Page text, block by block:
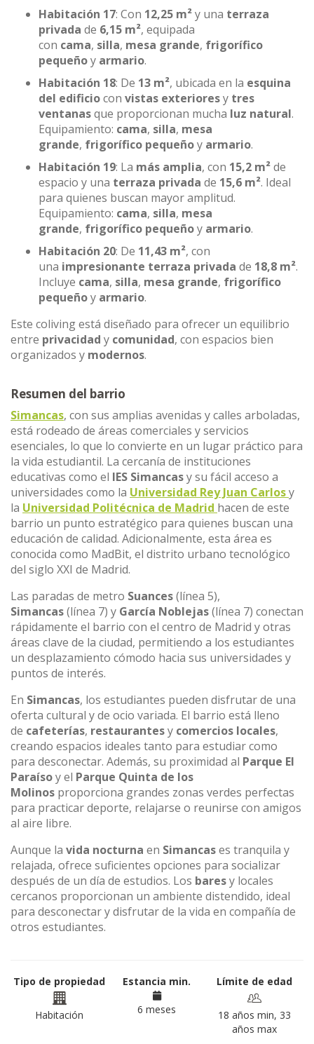
Habitación 17: Con 12,25 m²y una terraza
privada de 6,15 m², equipada
con cama, silla, mesa grande, frigorífico
pequeñoy armario.
Habitación 18: De 13 m², ubicada en la esquina
del edificiocon vistas exterioresy tres
ventanasque proporcionan mucha luz natural.
Equipamiento: cama, silla, mesa
grande, frigorífico pequeñoy armario.
Habitación 19: La más amplia, con 15,2 m²de
espacio y una terraza privada de 15,6 m². Ideal
para quienes buscan mayor amplitud.
Equipamiento: cama, silla, mesa
grande, frigorífico pequeñoy armario.
Habitación 20: De 11,43 m², con
una impresionante terraza privada de 18,8 m².
Incluye cama, silla, mesa grande, frigorífico
pequeñoy armario.
Este coliving está diseñado para ofrecer un equilibrio
entre privacidad y comunidad, con espacios bien
organizados y modernos.
Resumen del barrio
Simancas, con sus amplias avenidas y calles arboladas,
está rodeado de áreas comerciales y servicios
esenciales, lo que lo convierte en un lugar práctico para
la vida estudiantil. La cercanía de instituciones
educativas como el IES Simancasy su fácil acceso a
universidades como la Universidad Rey Juan Carlosy
la Universidad Politécnica de Madrid hacen de este
barrio un punto estratégico para quienes buscan una
educación de calidad. Adicionalmente, esta área es
conocida como MadBit, el distrito urbano tecnológico
del siglo XXI de Madrid.
Las paradas de metro Suances(línea 5),
Simancas(línea 7) y García Noblejas(línea 7) conectan
rápidamente el barrio con el centro de Madrid y otras
áreas clave de la ciudad, permitiendo a los estudiantes
un desplazamiento cómodo hacia sus universidades y
puntos de interés.
En Simancas, los estudiantes pueden disfrutar de una
oferta cultural y de ocio variada. El barrio está lleno
de cafeterías, restaurantesy comercios locales,
creando espacios ideales tanto para estudiar como
para desconectar. Además, su proximidad al Parque El
Paraísoy el Parque Quinta de los
Molinos proporciona grandes zonas verdes perfectas
para practicar deporte, relajarse o reunirse con amigos
al aire libre.
Aunque la vida nocturna en Simancases tranquila y
relajada, ofrece suficientes opciones para socializar
después de un día de estudios. Los baresy locales
cercanos proporcionan un ambiente distendido, ideal
para desconectar y disfrutar de la vida en compañía de
otros estudiantes.
Tipo de propiedad
Habitación
Estancia min.
6 meses
Límite de edad
18 años min, 33
años max